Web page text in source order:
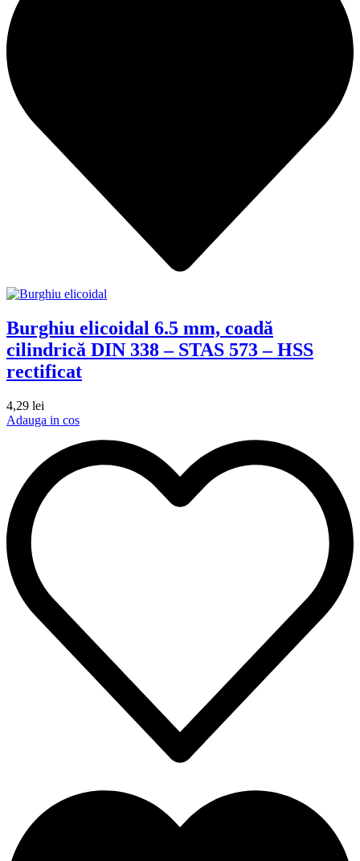
Burghiu elicoidal 6.5 mm, coadă
cilindrică DIN 338 – STAS 573 – HSS
rectificat
4,29 lei
Adauga in cos